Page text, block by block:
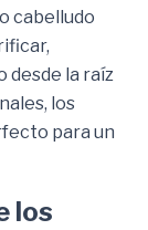
cabelludo
desde la raíz
los
para un
los